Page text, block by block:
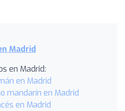
Madrid
en Madrid:
en Madrid
mandarín en Madrid
en Madrid